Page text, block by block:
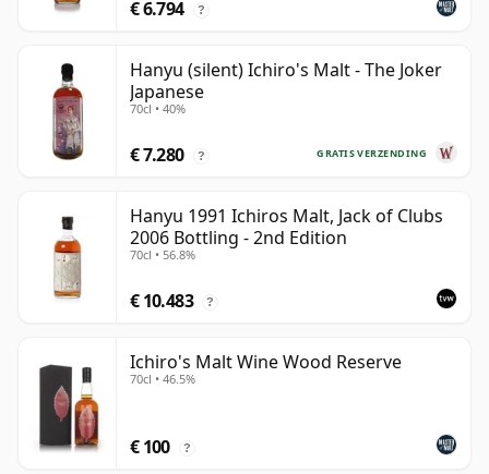
€ 6.794 ?
Hanyu (silent) Ichiro's Malt - The Joker
Japanese
70cl • 40%
GRATIS VERZENDING
€ 7.280 ?
Hanyu 1991 Ichiros Malt, Jack of Clubs
2006 Bottling - 2nd Edition
70cl • 56.8%
€ 10.483 ?
Ichiro's Malt Wine Wood Reserve
70cl • 46.5%
€ 100 ?